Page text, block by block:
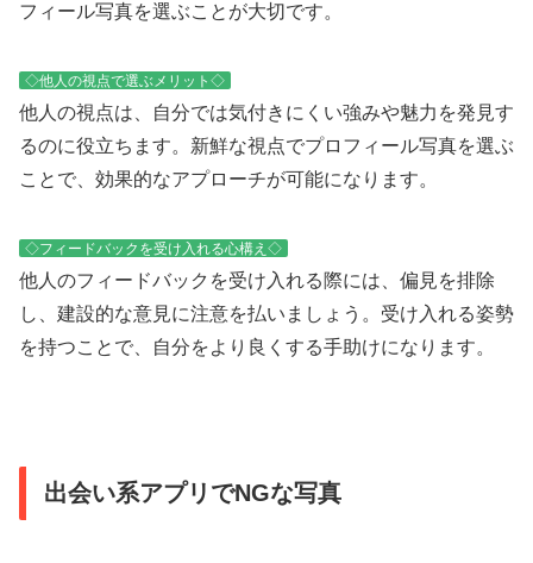
フィール写真を選ぶことが大切です。
◇他人の視点で選ぶメリット◇
他人の視点は、自分では気付きにくい強みや魅力を発見す
るのに役立ちます。新鮮な視点でプロフィール写真を選ぶ
ことで、効果的なアプローチが可能になります。
◇フィードバックを受け入れる心構え◇
他人のフィードバックを受け入れる際には、偏見を排除
し、建設的な意見に注意を払いましょう。受け入れる姿勢
を持つことで、自分をより良くする手助けになります。
出会い系アプリでNGな写真